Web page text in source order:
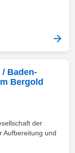
Baden-
Bergold
der
Aufbereitung und